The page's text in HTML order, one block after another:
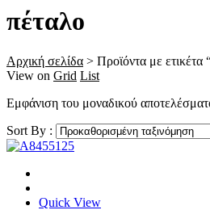
πέταλο
Αρχική σελίδα > Προϊόντα με ετικέτα
View on Grid List
Εμφάνιση του μοναδικού
Sort By :
Quick View